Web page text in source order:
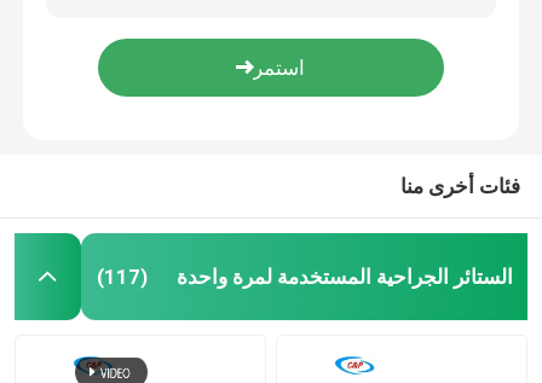
اطلب اقتباس
ثوب جراحي يمكن التخلص منه
حزمة الأقمشة للجراحة العامة
فئات أخرى منا
الستائر الجراحية المستخدمة لمرة واحدة (117)